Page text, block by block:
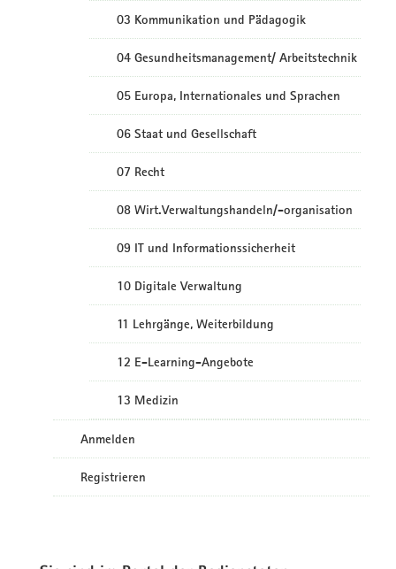
03 Kommunikation und Pädagogik
04 Gesundheitsmanagement/ Arbeitstechnik
05 Europa, Internationales und Sprachen
06 Staat und Gesellschaft
07 Recht
08 Wirt.Verwaltungshandeln/-organisation
09 IT und Informationssicherheit
10 Digitale Verwaltung
11 Lehrgänge, Weiterbildung
12 E-Learning-Angebote
13 Medizin
Anmelden
Registrieren